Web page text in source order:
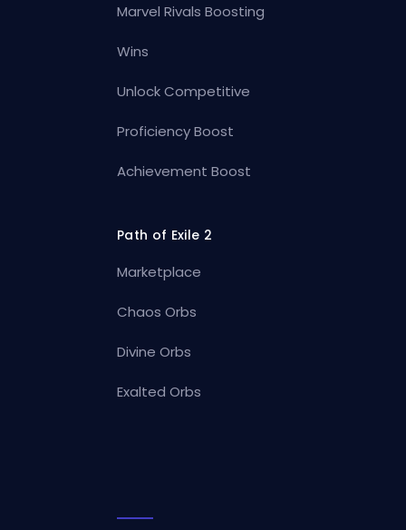
Marvel Rivals Boosting
Wins
Unlock Competitive
Proficiency Boost
Achievement Boost
Path of Exile 2
Marketplace
Chaos Orbs
Divine Orbs
Exalted Orbs